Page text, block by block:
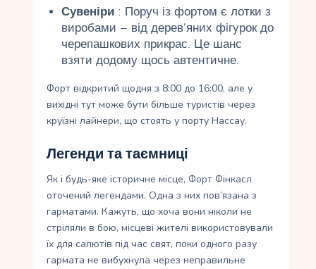
Сувеніри: Поруч із фортом є лотки з
виробами – від дерев’яних фігурок до
черепашкових прикрас. Це шанс
взяти додому щось автентичне.
Форт відкритий щодня з 8:00 до 16:00, але у
вихідні тут може бути більше туристів через
круїзні лайнери, що стоять у порту Нассау.
Легенди та таємниці
Як і будь-яке історичне місце, Форт Фінкасл
оточений легендами. Одна з них пов’язана з
гарматами. Кажуть, що хоча вони ніколи не
стріляли в бою, місцеві жителі використовували
їх для салютів під час свят, поки одного разу
гармата не вибухнула через неправильне